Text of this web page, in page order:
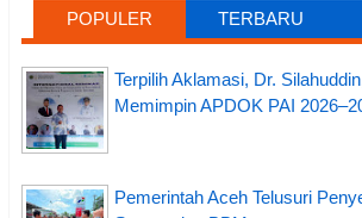
POPULER TERBARU
Terpilih Aklamasi, Dr.
Memimpin APDOK PAI
Pemerintah Aceh Telusuri